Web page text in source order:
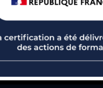
est clair : optimiser
et donc
!